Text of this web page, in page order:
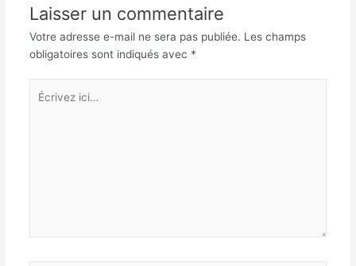
Laisser un commentaire
Votre adresse e-mail ne sera pas publiée. Les champs
obligatoires sont indiqués avec *
Écrivez
ici…